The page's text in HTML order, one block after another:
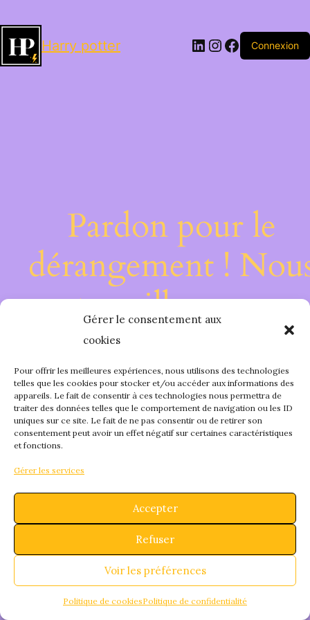
Gérer le consentement aux
cookies
Pour offrir les meilleures expériences, nous utilisons des technologies
telles que les cookies pour stocker et/ou accéder aux informations des
appareils. Le fait de consentir à ces technologies nous permettra de
traiter des données telles que le comportement de navigation ou les ID
uniques sur ce site. Le fait de ne pas consentir ou de retirer son
consentement peut avoir un effet négatif sur certaines caractéristiques
et fonctions.
Gérer les services
Accepter
Refuser
Voir les préférences
Politique de cookiesPolitique de confidentialité
Harry potter LinkedIn
Instagram
Facebook
Connexion
Pardon pour le
dérangement !
travaillons sur
quelque chose de
fantastique –
bientôt !